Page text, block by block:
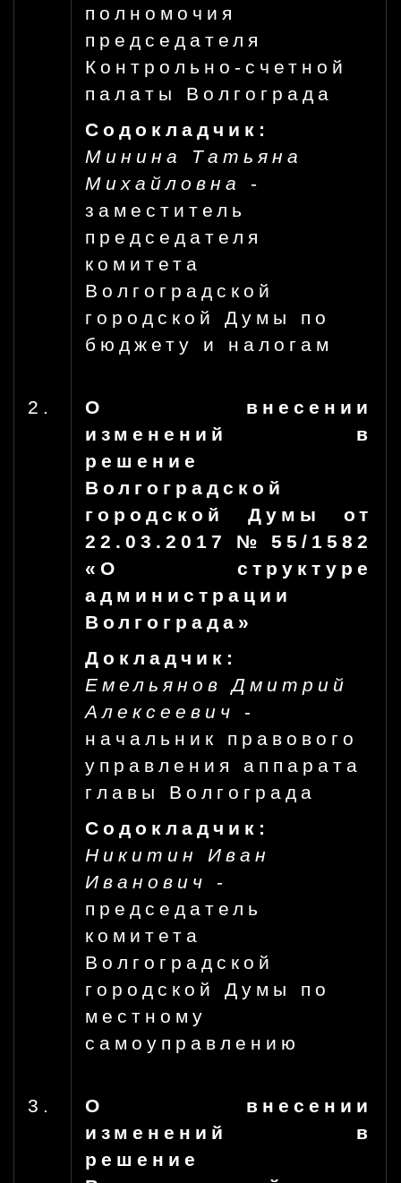
полномочия
председателя
Контрольно-счетной
палаты Волгограда
Содокладчик:
Минина Татьяна
Михайловна
-
заместитель
председателя
комитета
Волгоградской
городской Думы по
бюджету и налогам
2.
О внесении
изменений в
решение
Волгоградской
городской Думы от
22.03.2017 № 55/1582
«О структуре
администрации
Волгограда»
Докладчик:
Емельянов Дмитрий
Алексеевич
-
начальник правового
управления аппарата
главы Волгограда
Содокладчик:
Никитин Иван
Иванович
-
председатель
комитета
Волгоградской
городской Думы по
местному
самоуправлению
3.
О внесении
изменений в
решение